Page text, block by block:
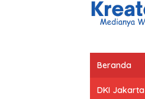
Beranda
DKI Jakarta